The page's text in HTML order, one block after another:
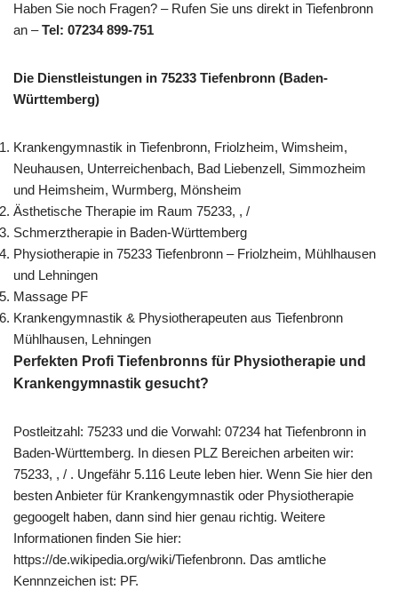
Haben Sie noch Fragen? – Rufen Sie uns direkt in Tiefenbronn
an –Tel: 07234 899-751
Die Dienstleistungen in 75233 Tiefenbronn (Baden-
Württemberg)
Krankengymnastik in Tiefenbronn, Friolzheim, Wimsheim,
Neuhausen, Unterreichenbach, Bad Liebenzell, Simmozheim
und Heimsheim, Wurmberg, Mönsheim
Ästhetische Therapie im Raum 75233, , /
Schmerztherapie in Baden-Württemberg
Physiotherapie in 75233 Tiefenbronn – Friolzheim, Mühlhausen
und Lehningen
Massage PF
Krankengymnastik & Physiotherapeuten aus Tiefenbronn
Mühlhausen, Lehningen
Perfekten Profi Tiefenbronns für Physiotherapie und
Krankengymnastik gesucht?
Postleitzahl: 75233 und die Vorwahl: 07234 hat Tiefenbronn in
Baden-Württemberg. In diesen PLZ Bereichen arbeiten wir:
75233, , / . Ungefähr 5.116 Leute leben hier. Wenn Sie hier den
besten Anbieter für Krankengymnastik oder Physiotherapie
gegoogelt haben, dann sind hier genau richtig. Weitere
Informationen finden Sie hier:
https://de.wikipedia.org/wiki/Tiefenbronn. Das amtliche
Kennnzeichen ist: PF.